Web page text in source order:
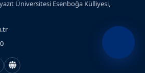
Üniversitesi Esenboğa Külliyesi,